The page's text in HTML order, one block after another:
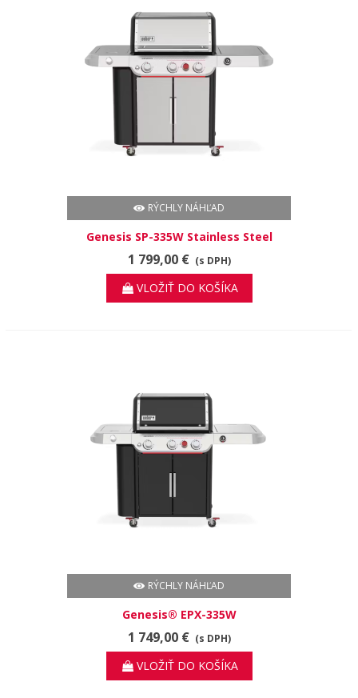
RÝCHLY NÁHĽAD
Genesis SP-335W Stainless Steel
1 799,00 € (s DPH)
VLOŽIŤ DO KOŠÍKA
RÝCHLY NÁHĽAD
Genesis® EPX-335W
1 749,00 € (s DPH)
VLOŽIŤ DO KOŠÍKA